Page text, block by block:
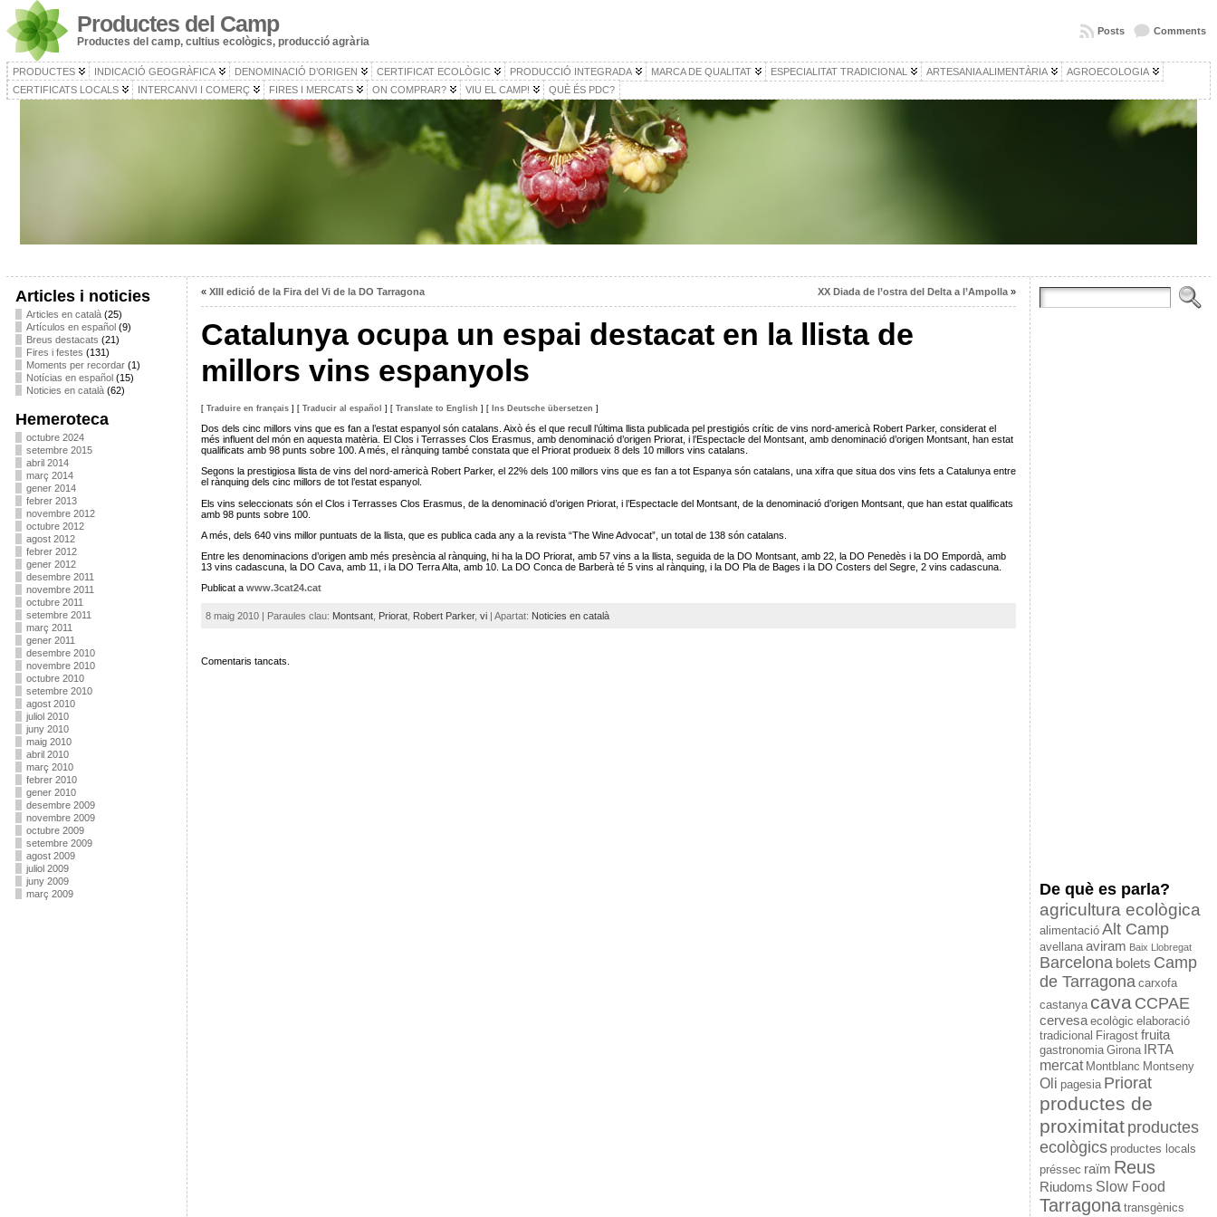
Productes del Camp
Productes del camp, cultius ecològics, producció agrària
Comments
Posts
PRODUCTES INDICACIÓ GEOGRÀFICA DENOMINACIÓ D’ORIGEN CERTIFICAT ECOLÒGIC PRODUCCIÓ INTEGRADA MARCA DE QUALITAT ESPECIALITAT TRADICIONAL ARTESANIA ALIMENTÀRIA
AGROECOLOGIA
CERTIFICATS LOCALS
INTERCANVI I COMERÇ FIRES I MERCATS ON COMPRAR? VIU EL CAMP! QUÈ ÉS PDC?
Articles i noticies
Articles en català(25)
Artículos en español(9)
Breus destacats (21)
Fires i festes (131)
Moments per recordar(1)
Notícias en español(15)
Noticies en català(62)
Hemeroteca
octubre 2024
setembre 2015
abril 2014
març 2014
gener 2014
febrer 2013
novembre 2012
octubre 2012
agost 2012
febrer 2012
gener 2012
desembre 2011
novembre 2011
octubre 2011
setembre 2011
març 2011
gener 2011
desembre 2010
novembre 2010
octubre 2010
setembre 2010
agost 2010
juliol 2010
juny 2010
maig 2010
abril 2010
març 2010
febrer 2010
gener 2010
desembre 2009
novembre 2009
octubre 2009
setembre 2009
agost 2009
juliol 2009
juny 2009
març 2009
« XIII edició de la Fira del Vi de la DO Tarragona XX Diada de l’ostra del Delta a l’Ampolla»
Catalunya ocupa un espai destacat en la llista de
millors vins espanyols
[ Traduire en français] [ Traducir al español ] [ Translate to English ] [ Ins Deutsche übersetzen ]
Dos dels cinc millors vins que es fan a l’estat espanyol són catalans. Això és el que recull l’última llista publicada pel prestigiós crític de vins nord-americà Robert Parker, considerat el
més influent del món en aquesta matèria. El Clos i Terrasses Clos Erasmus, amb denominació d’origen Priorat, i l’Espectacle del Montsant, amb denominació d’origen Montsant, han estat
qualificats amb 98 punts sobre 100. A més, el rànquing també constata que el Priorat produeix 8 dels 10 millors vins catalans.
Segons la prestigiosa llista de vins del nord-americà Robert Parker, el 22% dels 100 millors vins que es fan a tot Espanya són catalans, una xifra que situa dos vins fets a Catalunya entre
el rànquing dels cinc millors de tot l’estat espanyol.
Els vins seleccionats són el Clos i Terrasses Clos Erasmus, de la denominació d’origen Priorat, i l’Espectacle del Montsant, de la denominació d’origen Montsant, que han estat qualificats
amb 98 punts sobre 100.
A més, dels 640 vins millor puntuats de la llista, que es publica cada any a la revista “The Wine Advocat”, un total de 138 són catalans.
Entre les denominacions d’origen amb més presència al rànquing, hi ha la DO Priorat, amb 57 vins a la llista, seguida de la DO Montsant, amb 22, la DO Penedès i la DO Empordà, amb
13 vins cadascuna, la DO Cava, amb 11, i la DO Terra Alta, amb 10. La DO Conca de Barberà té 5 vins al rànquing, i la DO Pla de Bages i la DO Costers del Segre, 2 vins cadascuna.
Publicat a www.3cat24.cat
8 maig 2010 | Paraules clau: Montsant, Priorat, Robert Parker, vi| Apartat: Noticies en català
Comentaris tancats.
De què es parla?
agricultura ecològica
alimentació Alt Camp
avellana aviram Baix Llobregat
Barcelona bolets Camp
de Tarragona carxofa
castanya cava CCPAE
cervesa ecològic elaboració
tradicional Firagost fruita
gastronomia Girona IRTA
mercat Montblanc Montseny
Oli pagesia Priorat
productes de
proximitat productes
ecològics productes locals
préssec raïm Reus
Riudoms Slow Food
Tarragona transgènics